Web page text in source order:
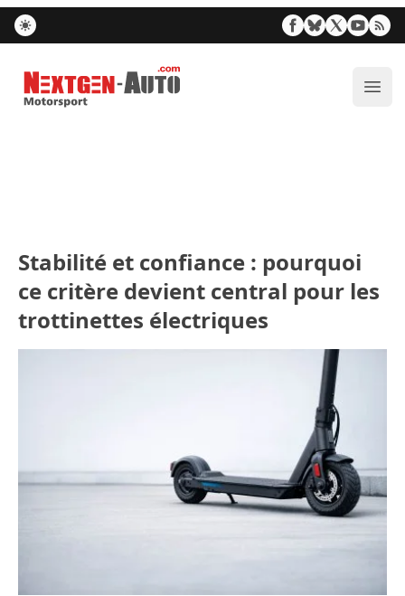
Nextgen-Auto.com
Stabilité et confiance : pourquoi
ce critère devient central pour les
trottinettes électriques